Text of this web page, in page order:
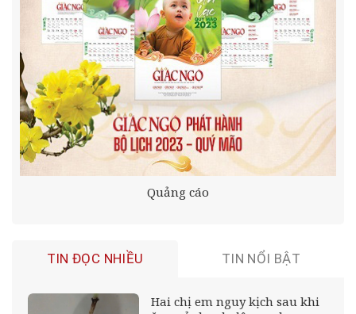
Quảng cáo
TIN ĐỌC NHIỀU TIN NỔI BẬT
Hai chị em nguy kịch sau khi